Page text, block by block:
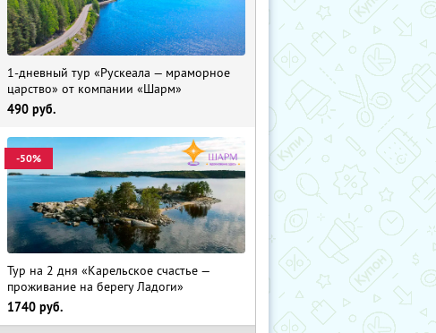
1-дневный тур «Рускеала — мраморное
царство» от компании «Шарм»
490 руб.
-50%
Тур на 2 дня «Карельское счастье —
проживание на берегу Ладоги»
1740 руб.